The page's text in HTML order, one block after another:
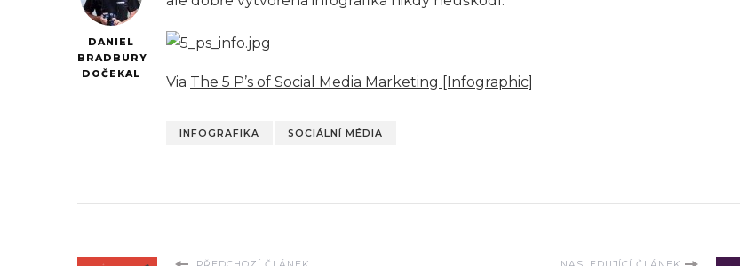
DANIEL
BRADBURY
DOČEKAL
Via The 5 P’s of Social Media Marketing [Infographic]
INFOGRAFIKA SOCIÁLNÍ MÉDIA